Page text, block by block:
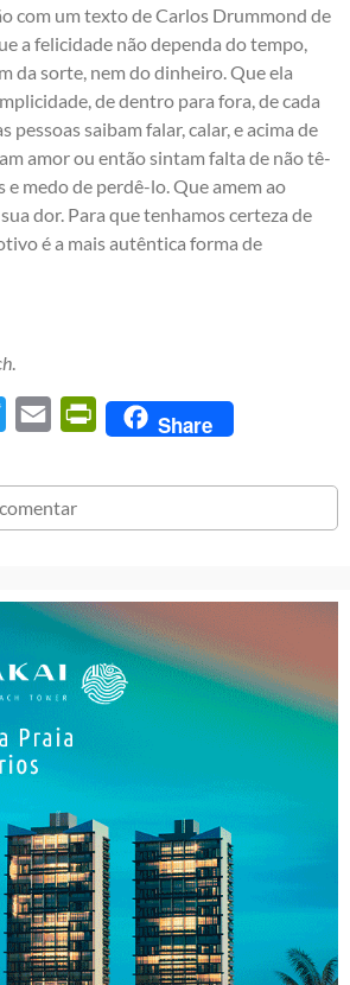
com um texto de Carlos Drummond de
a felicidade não dependa do tempo,
da sorte, nem do dinheiro. Que ela
de dentro para fora, de cada
pessoas saibam falar, calar, e acima de
amor ou então sintam falta de não tê-
e medo de perdê-lo. Que amem ao
dor. Para que tenhamos certeza de
é a mais autêntica forma de
.
Twitter Email PrintFriendly
Share